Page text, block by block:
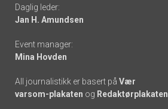
links
Daglig leder:
Jan H. Amundsen
Event manager:
Mina Hovden
All journalistikk er basert på Vær
varsom-plakaten og Redaktørplakaten